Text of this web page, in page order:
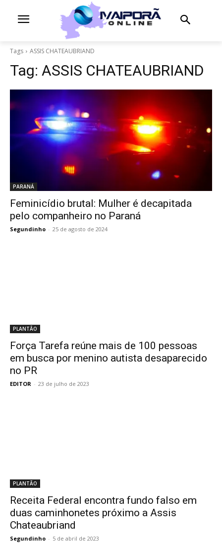
Tags ASSIS CHATEAUBRIAND
Tag: ASSIS CHATEAUBRIAND
PARANÁ
Feminicídio brutal: Mulher é decapitada
pelo companheiro no Paraná
Segundinho - 25 de agosto de 2024
PLANTÃO
Força Tarefa reúne mais de 100 pessoas
em busca por menino autista desaparecido
no PR
EDITOR - 23 de julho de 2023
PLANTÃO
Receita Federal encontra fundo falso em
duas caminhonetes próximo a Assis
Chateaubriand
Segundinho - 5 de abril de 2023